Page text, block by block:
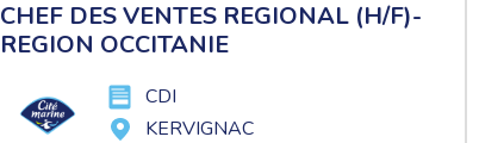
CHEF DES VENTES REGIONAL (H/F)-
REGION OCCITANIE
CDI
KERVIGNAC